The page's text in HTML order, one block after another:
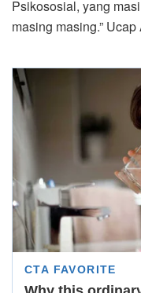
Psikososial, yang
masing masing.”